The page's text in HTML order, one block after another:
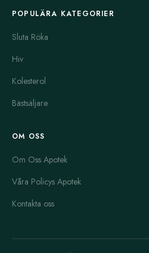
POPULÄRA KATEGORIER
Sluta Röka
Hiv
Kolesterol
Bästsäljare
OM OSS
Om Oss Apotek
Våra Policys Apotek
Kontakta oss